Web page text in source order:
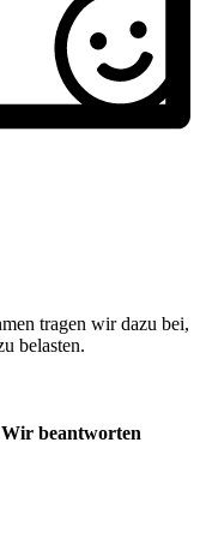
tragen wir dazu bei,
belasten.
beantworten